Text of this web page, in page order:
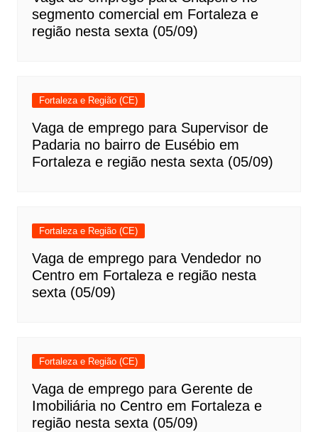
segmento comercial em Fortaleza e
região nesta sexta (05/09)
Fortaleza e Região (CE)
Vaga de emprego para Supervisor de
Padaria no bairro de Eusébio em
Fortaleza e região nesta sexta (05/09)
Fortaleza e Região (CE)
Vaga de emprego para Vendedor no
Centro em Fortaleza e região nesta
sexta (05/09)
Fortaleza e Região (CE)
Vaga de emprego para Gerente de
Imobiliária no Centro em Fortaleza e
região nesta sexta (05/09)